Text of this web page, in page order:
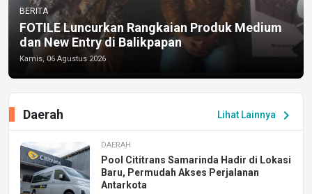
BERITA
FOTILE Luncurkan Rangkaian Produk Medium
dan New Entry di Balikpapan
Kamis, 06 Agustus 2026
Lihat Lainnya chevron_right
Daerah
DAERAH
Pool Cititrans Samarinda Hadir di Lokasi
Baru, Permudah Akses Perjalanan
Antarkota